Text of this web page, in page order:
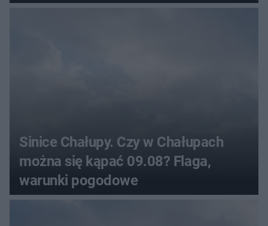
Sinice Chałupy. Czy w Chałupach
można się kąpać 09.08? Flaga,
warunki pogodowe